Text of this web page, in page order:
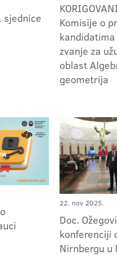
sjednice
Komisije o
zvanje za
oblast
geometrija
22. nov 2025.
Doc.
konferenciji
Nirnbergu u